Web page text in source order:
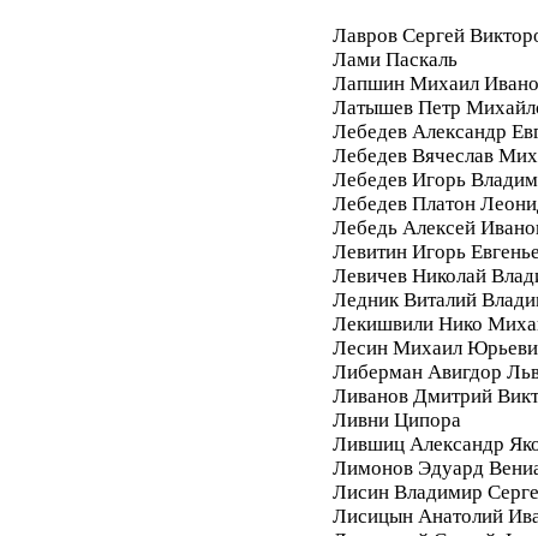
Лавров Сергей
Лами Паскаль
Лапшин Михаил
Латышев Петр
Лебедев Александр
Лебедев Вячеслав
Лебедев Игорь
Лебедев Платон
Лебедь Алексей
Левитин Игорь
Левичев Николай
Ледник Виталий
Лекишвили Нико
Лесин Михаил
Либерман Авигдор
Ливанов Дмитрий
Ливни Ципора
Лившиц Александр
Лимонов Эдуард
Лисин Владимир
Лисицын Анатолий